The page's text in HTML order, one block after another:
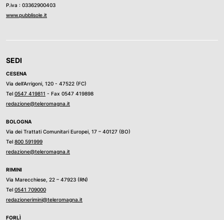
P.iva : 03362900403
www.pubblisole.it
SEDI
CESENA
Via dell’Arrigoni, 120 - 47522 (FC)
Tel 0547 419811 - Fax 0547 419898
redazione@teleromagna.it
BOLOGNA
Via dei Trattati Comunitari Europei, 17 – 40127 (BO)
Tel 800 591999
redazione@teleromagna.it
RIMINI
Via Marecchiese, 22 – 47923 (RN)
Tel 0541 709000
redazionerimini@teleromagna.it
FORLÌ